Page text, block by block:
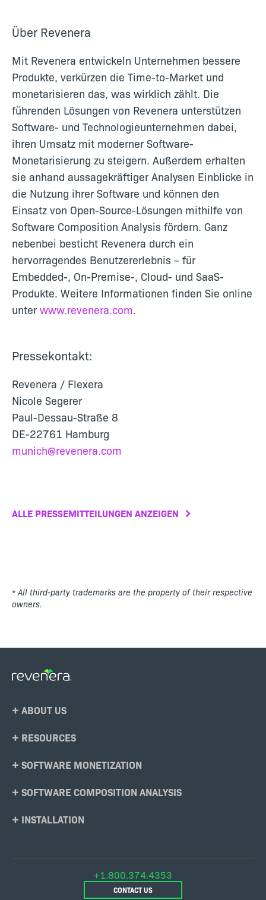
Über Revenera
Mit Revenera entwickeln Unternehmen bessere
Produkte, verkürzen die Time-to-Market und
monetarisieren das, was wirklich zählt. Die
führenden Lösungen von Revenera unterstützen
Software- und Technologieunternehmen dabei,
ihren Umsatz mit moderner Software-
Monetarisierung zu steigern. Außerdem erhalten
sie anhand aussagekräftiger Analysen Einblicke in
die Nutzung ihrer Software und können den
Einsatz von Open-Source-Lösungen mithilfe von
Software Composition Analysis fördern. Ganz
nebenbei besticht Revenera durch ein
hervorragendes Benutzererlebnis – für
Embedded-, On-Premise-, Cloud- und SaaS-
Produkte. Weitere Informationen finden Sie online
unterwww.revenera.com.
Pressekontakt:
Revenera / Flexera
Nicole Segerer
Paul-Dessau-Straße 8
DE-22761 Hamburg
munich@revenera.com
ALLE PRESSEMITTEILUNGEN ANZEIGEN
* All third-party trademarks are the property of their respective
owners.
Footer
ABOUT US
RESOURCES
SOFTWARE MONETIZATION
SOFTWARE COMPOSITION ANALYSIS
INSTALLATION
+1.800.374.4353
CONTACT US